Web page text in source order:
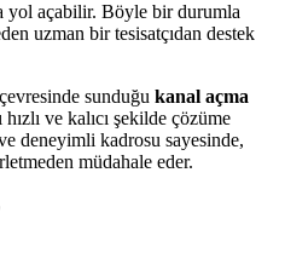
yol açabilir. Böyle bir durumla
uzman bir tesisatçıdan destek
sunduğu kanal açma
hızlı ve kalıcı şekilde çözüme
deneyimli kadrosu sayesinde,
müdahale eder.